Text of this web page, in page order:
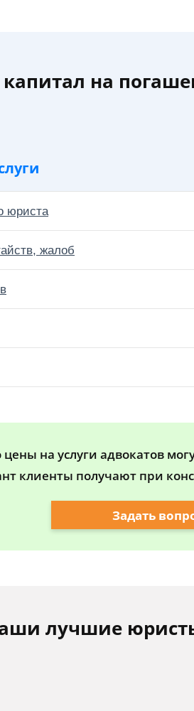
на
юриста
жалоб
на услуги адвокатов
клиенты получают при
Задать
лучшие